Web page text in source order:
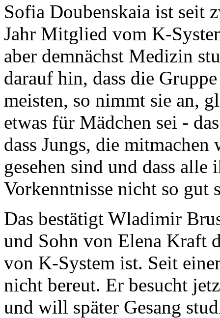
Sofia Doubenskaia ist seit
Jahr Mitglied vom K-
aber demnächst Medizin
darauf hin, dass die
meisten, so nimmt sie an,
etwas für Mädchen sei -
dass Jungs, die
gesehen sind und dass
Vorkenntnisse nicht so gut
Das bestätigt Wladimir
und Sohn von Elena Kraft
von K-System ist. Seit
nicht bereut. Er besucht
und will später Gesang